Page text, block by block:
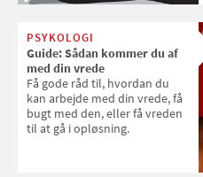
PSYKOLOGI
Guide: Sådan kommer du af
med din vrede
Få gode råd til, hvordan du
kan arbejde med din vrede, få
bugt med den, eller få vreden
til at gå i opløsning.